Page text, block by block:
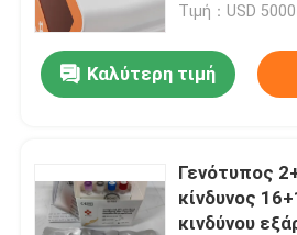
Τιμή：USD
Καλύτερη τιμή
Γενότυπος
κίνδυνος
κινδύνου